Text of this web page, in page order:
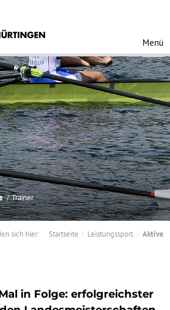
Menü
Trainer
sich hier: Startseite Leistungssport Aktive
in Folge: erfolgreichster